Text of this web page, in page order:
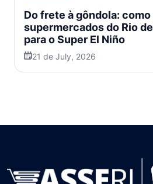
Do frete à gôndola: como
supermercados do Rio
para o Super El Niño
21 de July, 2026